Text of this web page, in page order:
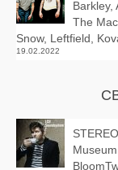
Barkley,
The
Snow, Leftfield,
19.02.2022